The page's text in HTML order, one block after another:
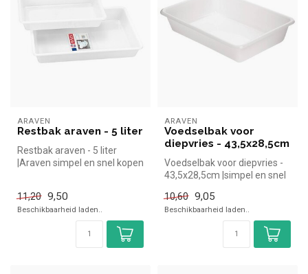
ARAVEN
Restbak araven - 5 liter
Restbak araven - 5 liter
|Araven simpel en snel kopen
11,20 9,50
Beschikbaarheid laden..
ARAVEN
Voedselbak voor
diepvries - 43,5x28,5cm
Voedselbak voor diepvries -
43,5x28,5cm |simpel en snel
10,60 9,05
Beschikbaarheid laden..